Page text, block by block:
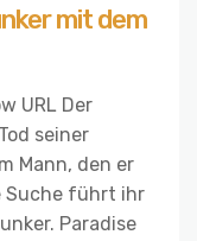
mit dem
URL Der
seiner
Mann, den er
Suche führt ihr
Paradise